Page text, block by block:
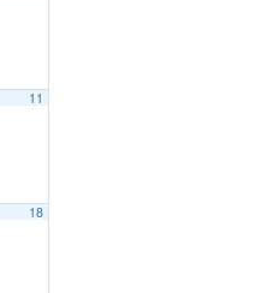
11
18